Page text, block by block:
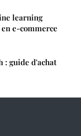
learning
e-commerce
: guide d'achat